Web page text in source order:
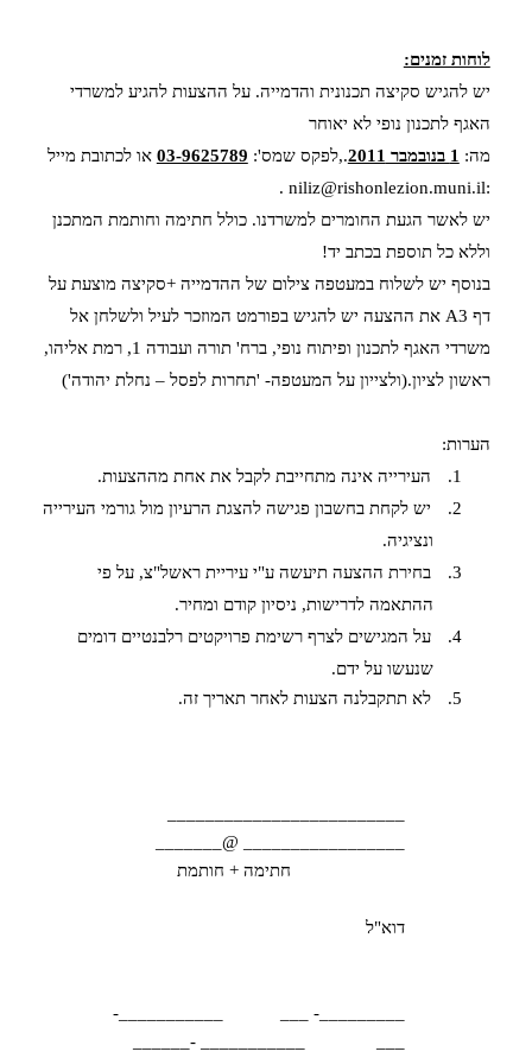
לוחות זמנים:
יש להגיש סקיצה תכנונית והדמייה. על ההצעות להגיע למשרדי
האגף לתכנון נופי לא יאוחר
מה: 1 בנובמבר 2011 .,לפקס שמס': 03-9625789 או לכתובת מייל
:
niliz@rishonlezion.muni.il
.
יש לאשר הגעת החומרים למשרדנו. כולל חתימה וחותמת המתכנן
וללא כל תוספת בכתב יד!
בנוסף יש לשלוח במעטפה צילום של ההדמייה +סקיצה מוצעת על
דף A3 את ההצעה יש להגיש בפורמט המוזכר לעיל ולשלחן אל
משרדי האגף לתכנון ופיתוח נופי, ברח' תורה ועבודה 1, רמת אליהו,
ראשון לציון.(ולצייון על המעטפה- 'תחרות לפסל – נחלת יהודה')
הערות:
1.
העירייה אינה מתחייבת לקבל את אחת מההצעות.
2.
יש לקחת בחשבון פגישה להצגת הרעיון מול גורמי העירייה
ונציגיה.
3.
בחירת ההצעה תיעשה ע"י עיריית ראשל"צ, על פי
ההתאמה לדרישות, ניסיון קודם ומחיר.
4.
על המגישים לצרף רשימת פרויקטים רלבנטיים דומים
שנעשו על ידם.
5.
לא תתקבלנה הצעות לאחר תאריך זה.
_________________ @_______
חתימה + חותמת
דוא"ל
_________- ___
___________-
___________ -______